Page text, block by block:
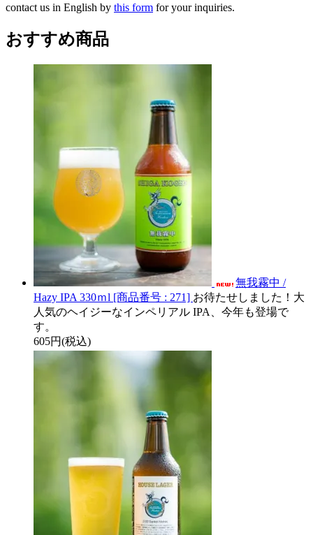
contact us in English by this form for your inquiries.
おすすめ商品
無我霧中 /
Hazy IPA 330ｍl [商品番号 : 271] お待たせしました！大
人気のヘイジーなインペリアル IPA、今年も登場で
す。
605円(税込)